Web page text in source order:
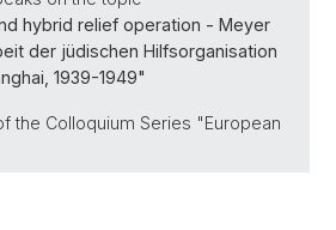
hybrid relief operation - Meyer
der jüdischen Hilfsorganisation
1939-1949"
the Colloquium Series "European